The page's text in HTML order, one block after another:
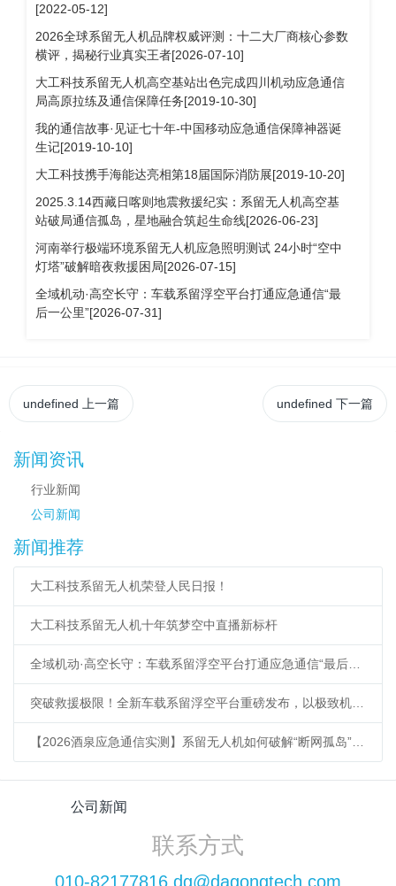
[2022-05-12]
2026全球系留无人机品牌权威评测：十二大厂商核心参数
横评，揭秘行业真实王者[2026-07-10]
大工科技系留无人机高空基站出色完成四川机动应急通信
局高原拉练及通信保障任务[2019-10-30]
我的通信故事·见证七十年-中国移动应急通信保障神器诞
生记[2019-10-10]
大工科技携手海能达亮相第18届国际消防展[2019-10-20]
2025.3.14西藏日喀则地震救援纪实：系留无人机高空基
站破局通信孤岛，星地融合筑起生命线[2026-06-23]
河南举行极端环境系留无人机应急照明测试 24小时“空中
灯塔”破解暗夜救援困局[2026-07-15]
全域机动·高空长守：车载系留浮空平台打通应急通信“最
后一公里”[2026-07-31]
undefined 上一篇 undefined 下一篇
新闻资讯
行业新闻
公司新闻
新闻推荐
大工科技系留无人机荣登人民日报！
大工科技系留无人机十年筑梦空中直播新标杆
全域机动·高空长守：车载系留浮空平台打通应急通信“最后一公里”
突破救援极限！全新车载系留浮空平台重磅发布，以极致机动响应重塑低空应急新标杆
【2026酒泉应急通信实测】系留无人机如何破解“断网孤岛”难题？
公司新闻
联系方式
010-82177816 dg@dagongtech.com